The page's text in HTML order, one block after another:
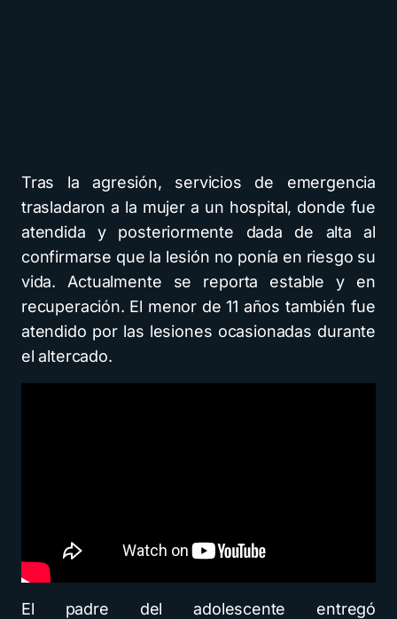
Tras la agresión, servicios de emergencia
trasladaron a la mujer a un hospital, donde fue
atendida y posteriormente dada de alta al
confirmarse que la lesión no ponía en riesgo su
vida. Actualmente se reporta estable y en
recuperación. El menor de 11 años también fue
atendido por las lesiones ocasionadas durante
el altercado.
El padre del adolescente entregó